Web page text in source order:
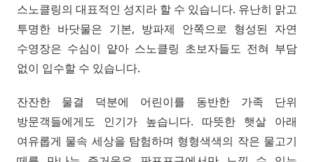
스노클링의 대표적인 성지라 할 수 있습니다. 유난히 맑고
투명한 바닷물은 기본, 방파제 안쪽으로 형성된 자연
수영장은 수심이 얕아 스노클링 초보자들도 전혀 부담
없이 입수할 수 있습니다.
잔잔한 물결 덕분에 어린이를 동반한 가족 단위
방문객들에게도 인기가 높습니다. 따뜻한 햇살 아래
여유롭게 물속 세상을 탐험하며 형형색색의 작은 물고기